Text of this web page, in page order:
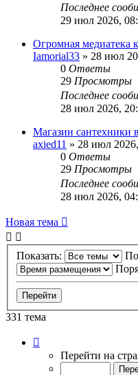
Последнее
29 июл 2026,
Огромная медиатека
Iamorial33 » 28 июл
0 Ответы
29 Просмотры
Последнее
28 июл 2026,
Магазин сантехники
axied11 » 28 июл
0 Ответы
29 Просмотры
Последнее
28 июл 2026,
Новая тема
Показать:
331 тема
Перейти на